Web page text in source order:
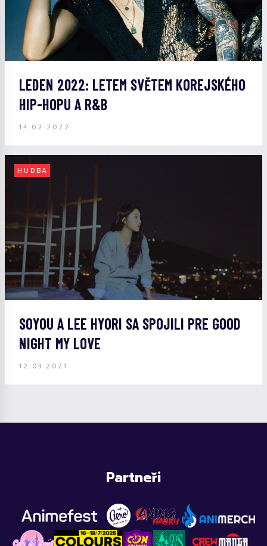
LEDEN 2022: LETEM SVĚTEM KOREJSKÉHO
HIP-HOPU A R&B
14.02.2022
HUDBA
SOYOU A LEE HYORI SA SPOJILI PRE GOOD
NIGHT MY LOVE
12.03.2021
Partneři